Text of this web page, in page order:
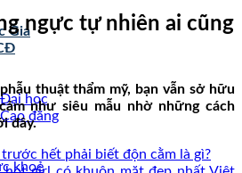
Gia
học
đẳng
khoẻ
ngực tự nhiên ai cũng
thuật thẩm mỹ, bạn vẫn sở hữu
như siêu mẫu nhờ những cách
đây.
hết phải biết độn cằm là gì?